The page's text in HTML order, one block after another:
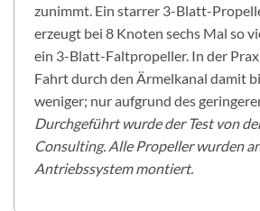
zunimmt. Ein starrer 3-Blatt-
erzeugt bei 8 Knoten sechs Mal so
ein 3-Blatt-Faltpropeller. In der
Fahrt durch den Ärmelkanal damit
weniger; nur aufgrund des
Durchgeführt wurde der Test von
Consulting. Alle Propeller wurden
Antriebssystem montiert.